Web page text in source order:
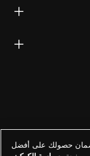
حصولك على أفضل